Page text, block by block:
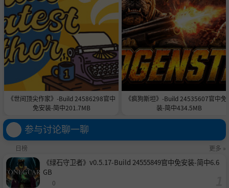
《世间顶尖作家》-Build 24586298官中
免安装-简中201.7MB
《疯狗斯坦》-Build 24535607官中免
装-简中434.5MB
参与讨论聊一聊
日榜 更多 »
《绿石守卫者》v0.5.17-Build 24555849官中免安装-简中6.6
GB
0